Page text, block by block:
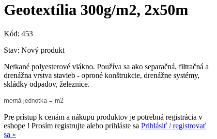
Geotextília 300g/m2, 2x50m
Kód: 453
Stav: Nový produkt
Netkané polyesterové vlákno. Používa sa ako separačná, filtračná a
drenážna vrstva stavieb - oproné konštrukcie, drenážne systémy,
skládky odpadov, železnice.
merná jednotka = m2
Pre prístup k cenám a nákupu produktov je potrebná registrácia v
eshope ! Prosím registrujte alebo prihláste sa Prihlásiť / registrovať
sa »